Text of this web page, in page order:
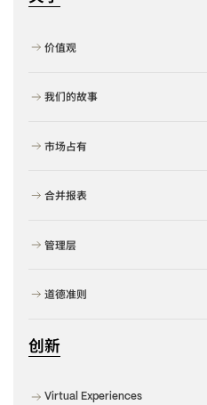
价值观
我们的故事
市场占有
合并报表
管理层
道德准则
创新
Virtual Experiences